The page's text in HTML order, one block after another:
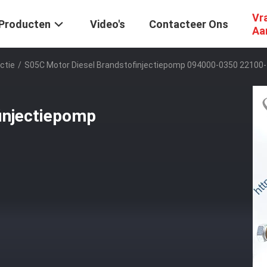
Video's Contacteer Ons
/ S05C Motor Diesel Brandstofinjectiepomp 094000-0350